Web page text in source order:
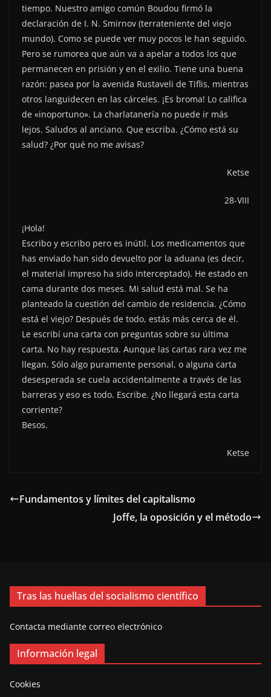
tiempo. Nuestro amigo común Boudou firmó la
declaración de I. N. Smirnov (terrateniente del viejo
mundo). Como se puede ver muy pocos le han seguido.
Pero se rumorea que aún va a apelar a todos los que
permanecen en prisión y en el exilio. Tiene una buena
razón: pasea por la avenida Rustaveli de Tiflis, mientras
otros languidecen en las cárceles. ¡Es broma! Lo califica
de «inoportuno». La charlatanería no puede ir más
lejos. Saludos al anciano. Que escriba. ¿Cómo está su
salud? ¿Por qué no me avisas?
Ketse
28-VIII
¡Hola!
Escribo y escribo pero es inútil. Los medicamentos que
has enviado han sido devuelto por la aduana (es decir,
el material impreso ha sido interceptado). He estado en
cama durante dos meses. Mi salud está mal. Se ha
planteado la cuestión del cambio de residencia. ¿Cómo
está el viejo? Después de todo, estás más cerca de él.
Le escribí una carta con preguntas sobre su última
carta. No hay respuesta. Aunque las cartas rara vez me
llegan. Sólo algo puramente personal, o alguna carta
desesperada se cuela accidentalmente a través de las
barreras y eso es todo. Escribe. ¿No llegará esta carta
corriente?
Besos.
Ketse
Fundamentos y límites del capitalismo
Joffe, la oposición y el método
Tras las huellas del socialismo científico
Contacta mediante correo electrónico
Información legal
Cookies